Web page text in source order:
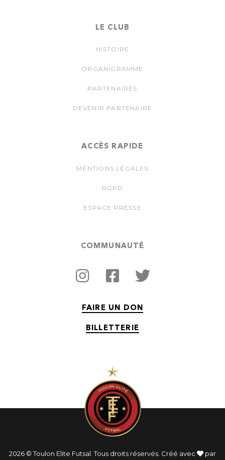
LE CLUB
HISTOIRE
ORGANIGRAMME
PARTENAIRES
DEVENIR PARTENAIRE
ACCÈS RAPIDE
MENTIONS LÉGALES
RGPD
ESPACE PRESSE
COMMUNAUTÉ
FAIRE UN DON
BILLETTERIE
2026 © Toulon Elite Futsal. Tous droits réservés. Créé avec par